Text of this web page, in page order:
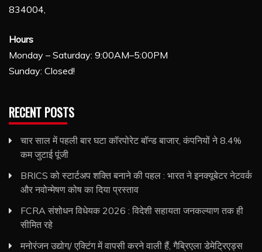
834004,
Hours
Monday – Saturday: 9:00AM–5:00PM
Sunday: Closed!
RECENT POSTS
चार साल में पहली बार घटा कॉरपोरेट बॉन्ड बाजार, कंपनियों ने 8.4%
कम जुटाई पूंजी
BRICS को स्टार्टअप शक्ति बनाने की पहल : भारत ने इनक्यूबेटर नेटवर्क
और नवोन्मेषण कोष का दिया प्रस्ताव
FCRA संशोधन विधेयक 2026 : विदेशी सहायता जनकल्याण तक ही
सीमित रहे
मनोरंजन उद्योग/ एक्टिंग में वापसी करने वाली हैं, गैब्रिएला डेमेट्रिएड्स